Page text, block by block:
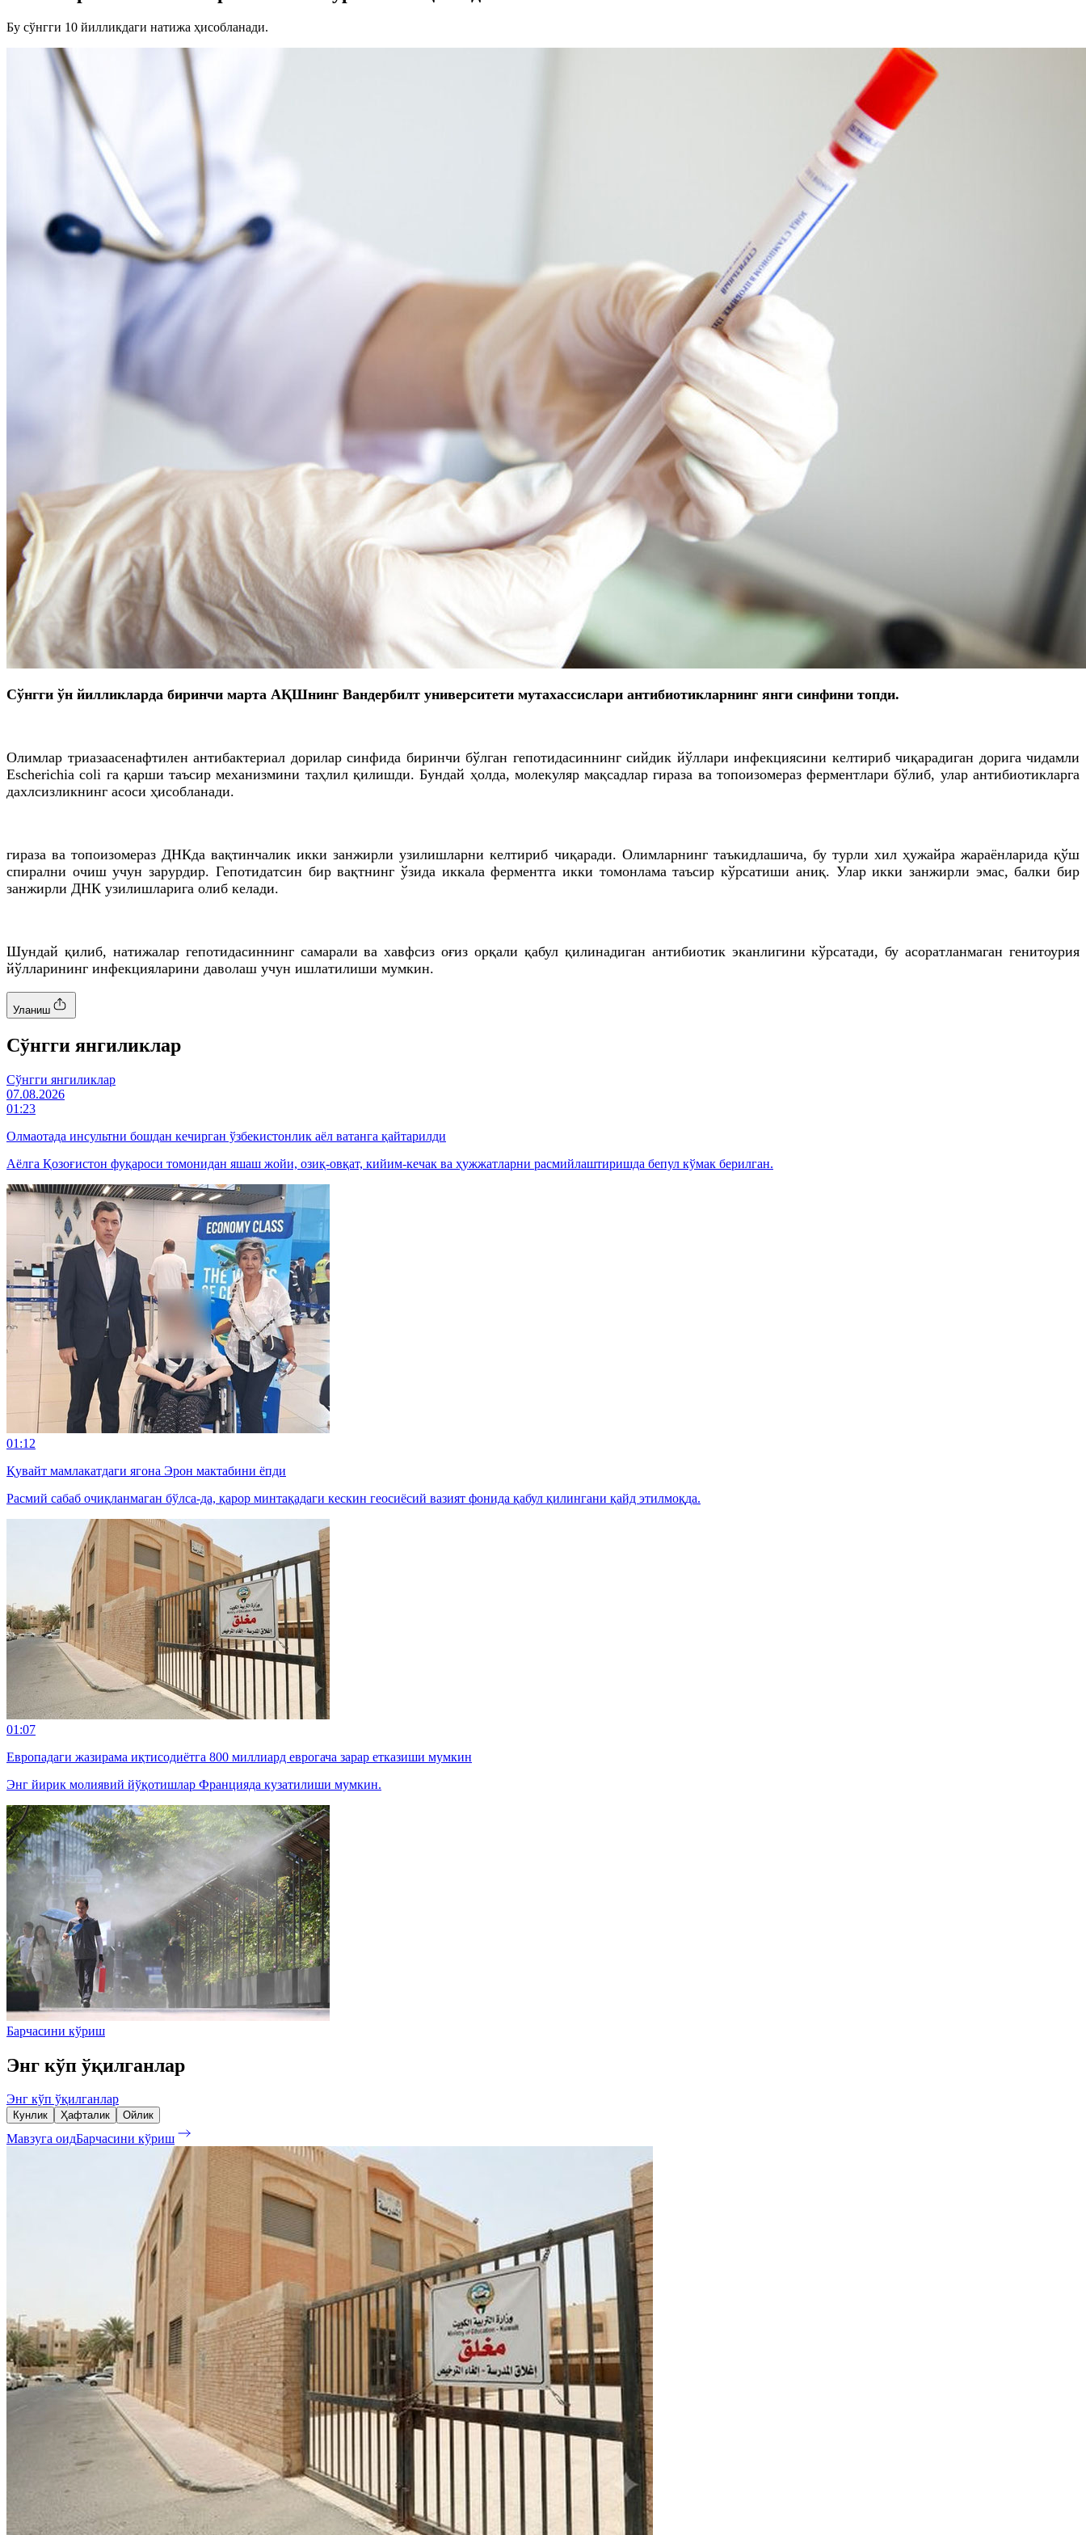
Бу сўнгги 10 йилликдаги натижа ҳисобланади.
Сўнгги ўн йилликларда биринчи марта АҚШнинг Вандербилт университети мутахассислари антибиотикларнинг янги синфини топди.
Олимлар триазаасенафтилен антибактериал дорилар синфида биринчи бўлган гепотидасиннингсийдик йўллари инфекциясини келтириб чиқарадиган дорига чидамли
Escherichia coli га қарши таъсир механизмини таҳлил қилишди. Бундай ҳолда, молекуляр мақсадларгираза ва топоизомеразферментлари бўлиб, улар антибиотикларга
дахлсизликнинг асоси ҳисобланади.
гираза ватопоизомераз ДНКда вақтинчалик икки занжирли узилишларни келтириб чиқаради. Олимларнинг таъкидлашича, бу турли хил ҳужайра жараёнларида қўш
спирални очиш учун зарурдир. Гепотидатсин бир вақтнинг ўзида иккала ферментга икки томонлама таъсир кўрсатиши аниқ. Улар икки занжирли эмас, балки бир
занжирли ДНК узилишларига олиб келади.
Шундай қилиб, натижалар гепотидасиннингсамарали ва хавфсиз оғиз орқали қабул қилинадиган антибиотик эканлигини кўрсатади, буасоратланмаган генитоурия
йўлларининг инфекцияларини даволаш учун ишлатилиши мумкин.
Уланиш
Cўнгги янгиликлар
Cўнгги янгиликлар
07.08.2026
01:23
Олмаотада инсультни бошдан кечирган ўзбекистонлик аёл ватанга қайтарилди
Аёлга Қозоғистон фуқароси томонидан яшаш жойи, озиқ-овқат, кийим-кечак ва ҳужжатларни расмийлаштиришда бепул кўмак берилган.
01:12
Қувайт мамлакатдаги ягона Эрон мактабини ёпди
Расмий сабаб очиқланмаган бўлса-да, қарор минтақадаги кескин геосиёсий вазият фонида қабул қилингани қайд этилмоқда.
01:07
Европадаги жазирама иқтисодиётга 800 миллиард еврогача зарар етказиши мумкин
Энг йирик молиявий йўқотишлар Францияда кузатилиши мумкин.
Барчасини кўриш
Энг кўп ўқилганлар
Энг кўп ўқилганлар
Кунлик Ҳафталик Ойлик
Мавзуга оидБарчасини кўриш